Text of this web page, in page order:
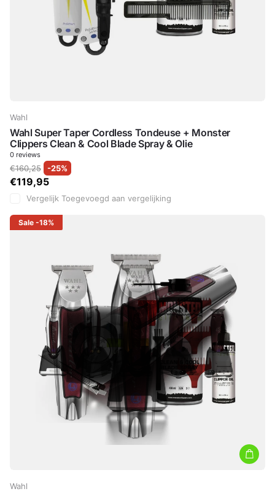
Wahl
Wahl Super Taper Cordless Tondeuse + Monster
Clippers Clean & Cool Blade Spray & Olie
0 reviews
€160,25 -25%
€119,95
Vergelijk Toegevoegd aan vergelijking
Sale -18%
Wahl